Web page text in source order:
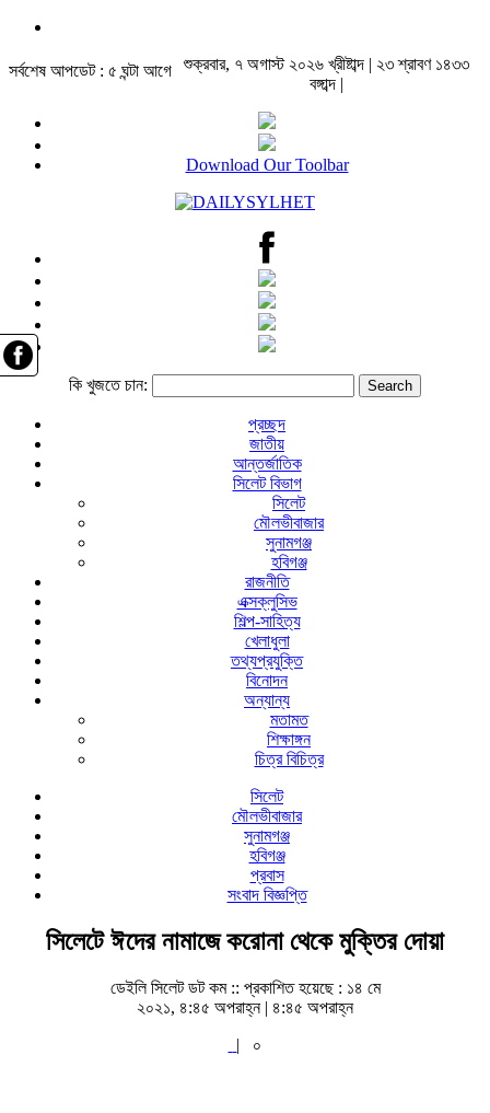
সর্বশেষ আপডেট : ৫ ঘন্টা আগে
শুক্রবার, ৭ অগাস্ট ২০২৬ খ্রীষ্টাব্দ | ২৩ শ্রাবণ ১৪৩৩
বঙ্গাব্দ |
Download Our Toolbar
কি খুজতে চান:
প্রচ্ছদ
জাতীয়
আন্তর্জাতিক
সিলেট বিভাগ
সিলেট
মৌলভীবাজার
সুনামগঞ্জ
হবিগঞ্জ
রাজনীতি
এক্সক্লুসিভ
শিল্প-সাহিত্য
খেলাধুলা
তথ্যপ্রযুক্তি
বিনোদন
অন্যান্য
মতামত
শিক্ষাঙ্গন
চিত্র বিচিত্র
সিলেট
মৌলভীবাজার
সুনামগঞ্জ
হবিগঞ্জ
প্রবাস
সংবাদ বিজ্ঞপ্তি
সিলেটে ঈদের নামাজে করোনা থেকে মুক্তির দোয়া
ডেইলি সিলেট ডট কম :: প্রকাশিত হয়েছে : ১৪ মে
২০২১, ৪:৪৫ অপরাহ্ন | ৪:৪৫ অপরাহ্ন
|
০